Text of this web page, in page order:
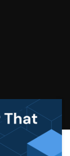
試験
について紹介し